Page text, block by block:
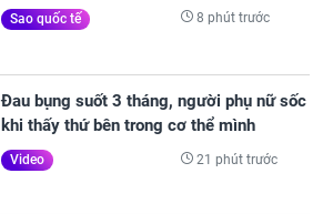
Sao quốc tế 8 phút trước
Đau bụng suốt 3 tháng, người phụ nữ sốc
khi thấy thứ bên trong cơ thể mình
Video 21 phút trước